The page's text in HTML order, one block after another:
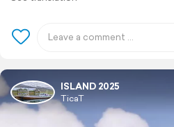
ISLAND 2025
TicaT